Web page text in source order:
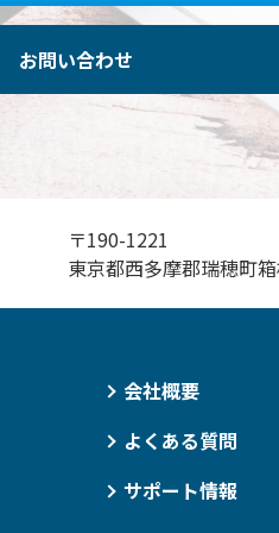
お問い合わせ
〒190-1221
東京都西多摩郡瑞穂町
会社概要
よくある質問
サポート情報